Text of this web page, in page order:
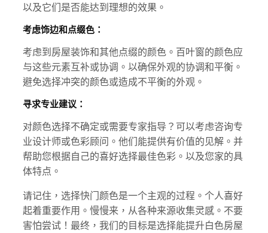
以及它们是否能达到理想的效果。
考虑饰边和点缀色：
考虑到房屋装饰和其他点缀的颜色。百叶窗的颜色应
与这些元素互补或协调。以确保外观的协调和平衡。
避免选择冲突的颜色或造成不平衡的外观。
寻求专业建议：
对颜色选择不确定或需要专家指导？可以考虑咨询专
业设计师或色彩顾问。他们能提供有价值的见解。并
帮助您根据自己的喜好选择最佳色彩。以及您家的具
体特点。
请记住，选择快门颜色是一个主观的过程。个人喜好
起着重要作用。慢慢来，从各种来源收集灵感。不要
害怕尝试！最终，我们的目标是选择能提升白色房屋